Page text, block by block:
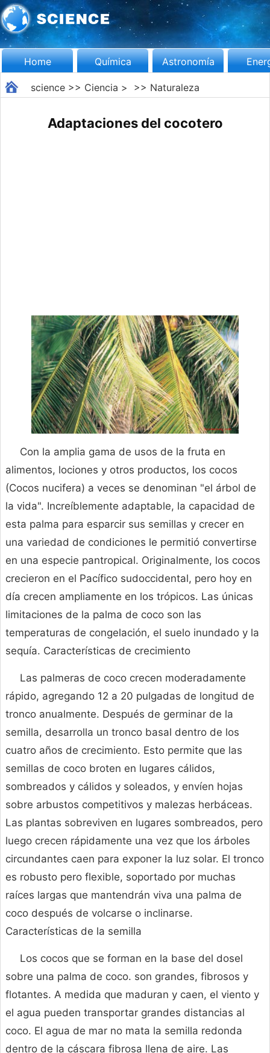
Home Química Astronomía
science>> Ciencia > >> Naturaleza
Adaptaciones del cocotero
Con la amplia gama de usos de la fruta en
alimentos, lociones y otros productos, los cocos
(Cocos nucifera) a veces se denominan "el árbol de
la vida". Increíblemente adaptable, la capacidad de
esta palma para esparcir sus semillas y crecer en
una variedad de condiciones le permitió convertirse
en una especie pantropical. Originalmente, los cocos
crecieron en el Pacífico sudoccidental, pero hoy en
día crecen ampliamente en los trópicos. Las únicas
limitaciones de la palma de coco son las
temperaturas de congelación, el suelo inundado y la
sequía. Características de crecimiento
Las palmeras de coco crecen moderadamente
rápido, agregando 12 a 20 pulgadas de longitud de
tronco anualmente. Después de germinar de la
semilla, desarrolla un tronco basal dentro de los
cuatro años de crecimiento. Esto permite que las
semillas de coco broten en lugares cálidos,
sombreados y cálidos y soleados, y envíen hojas
sobre arbustos competitivos y malezas herbáceas.
Las plantas sobreviven en lugares sombreados, pero
luego crecen rápidamente una vez que los árboles
circundantes caen para exponer la luz solar. El tronco
es robusto pero flexible, soportado por muchas
raíces largas que mantendrán viva una palma de
coco después de volcarse o inclinarse.
Características de la semilla
Los cocos que se forman en la base del dosel
sobre una palma de coco. son grandes, fibrosos y
flotantes. A medida que maduran y caen, el viento y
el agua pueden transportar grandes distancias al
coco. El agua de mar no mata la semilla redonda
dentro de la cáscara fibrosa llena de aire. Las